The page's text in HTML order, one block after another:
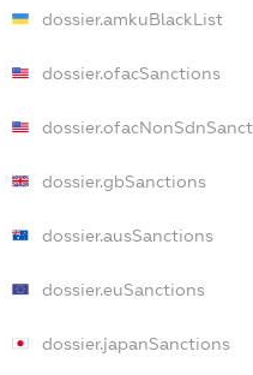
dossier.amkuBlackList
dossier.ofacSanctions
dossier.gbSanctions
dossier.ausSanctions
dossier.euSanctions
dossier.japanSanctions